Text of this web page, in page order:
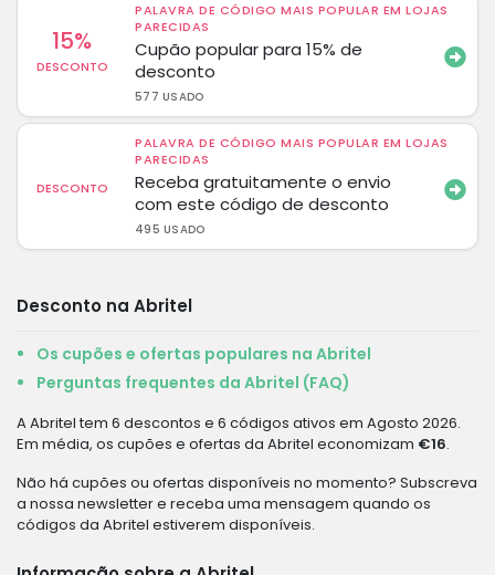
15%
DESCONTO
PALAVRA DE CÓDIGO MAIS POPULAR EM LOJAS
PARECIDAS
Cupão popular para 15% de
desconto
577 USADO
DESCONTO
PALAVRA DE CÓDIGO MAIS POPULAR EM LOJAS
PARECIDAS
Receba gratuitamente o envio
com este código de desconto
495 USADO
Desconto na Abritel
Os cupões e ofertas populares na Abritel
Perguntas frequentes da Abritel (FAQ)
A Abritel tem 6 descontos e 6 códigos ativos em Agosto 2026.
Em média, os cupões e ofertas da Abritel economizam €16.
Não há cupões ou ofertas disponíveis no momento? Subscreva
a nossa newsletter e receba uma mensagem quando os
códigos da Abritel estiverem disponíveis.